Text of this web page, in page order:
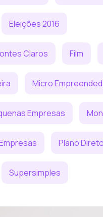
Eleições 2016
Claros Film
Micro
Empresas
Plano
Supersimples